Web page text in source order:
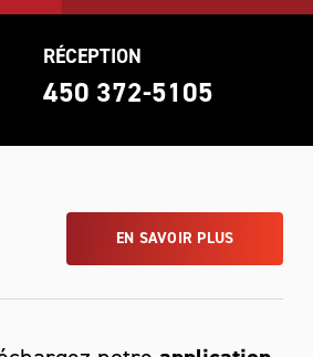
RÉCEPTION
450 372-5105
EN SAVOIR PLUS